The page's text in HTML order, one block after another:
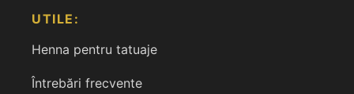
UTILE:
Henna pentru tatuaje
Întrebări frecvente